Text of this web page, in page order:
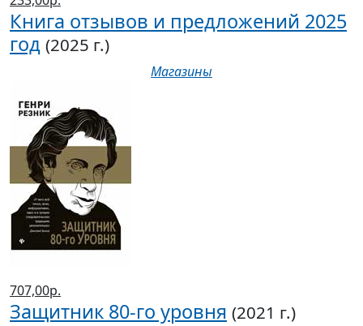
Книга отзывов и предложений 2025
год (2025 г.)
Магазины
707,00р.
Защитник 80-го уровня (2021 г.)